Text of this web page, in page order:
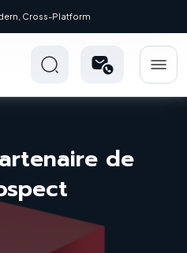
Cross-Platform
de